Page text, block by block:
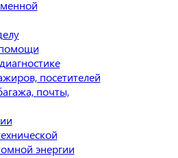
посетителей
почты,
энергии